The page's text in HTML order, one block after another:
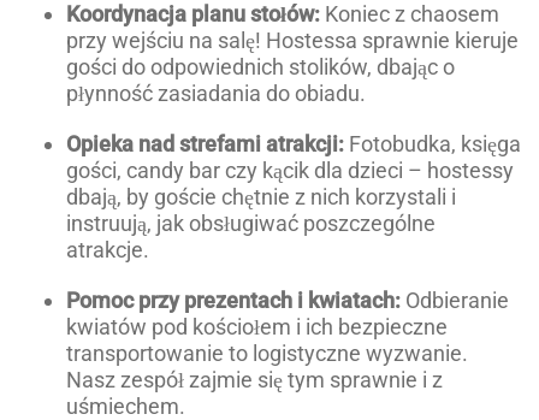
Koordynacja planu stołów: Koniec z chaosem
przy wejściu na salę! Hostessa sprawnie kieruje
gości do odpowiednich stolików, dbając o
płynność zasiadania do obiadu.
Opieka nad strefami atrakcji: Fotobudka, księga
gości, candy bar czy kącik dla dzieci – hostessy
dbają, by goście chętnie z nich korzystali i
instruują, jak obsługiwać poszczególne
atrakcje.
Pomoc przy prezentach i kwiatach: Odbieranie
kwiatów pod kościołem i ich bezpieczne
transportowanie to logistyczne wyzwanie.
Nasz zespół zajmie się tym sprawnie i z
uśmiechem.